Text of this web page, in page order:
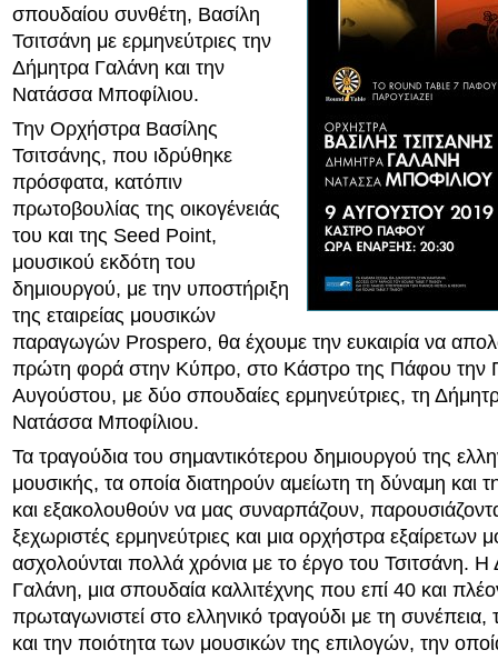
σπουδαίου συνθέτη, Βασίλη
Τσιτσάνη με ερμηνεύτριες την
Δήμητρα Γαλάνη και την
Νατάσσα Μποφίλιου.
Την Ορχήστρα Βασίλης
Τσιτσάνης, που ιδρύθηκε
πρόσφατα, κατόπιν
πρωτοβουλίας της οικογένειάς
του και της Seed Point,
μουσικού εκδότη του
δημιουργού, με την υποστήριξη
της εταιρείας μουσικών
παραγωγών Prospero, θα έχουμε την ευκαιρία να
πρώτη φορά στην Κύπρο, στο Κάστρο της Πάφου την
Αυγούστου, με δύο σπουδαίες ερμηνεύτριες, τη
Νατάσσα Μποφίλιου.
Τα τραγούδια του σημαντικότερου δημιουργού της
μουσικής, τα οποία διατηρούν αμείωτη τη δύναμη και
και εξακολουθούν να μας συναρπάζουν,
ξεχωριστές ερμηνεύτριες και μια ορχήστρα εξαίρετων
ασχολούνται πολλά χρόνια με το έργο του Τσιτσάνη.
Γαλάνη, μια σπουδαία καλλιτέχνης που επί 40 και
πρωταγωνιστεί στο ελληνικό τραγούδι με τη συνέπεια,
και την ποιότητα των μουσικών της επιλογών, την οποία